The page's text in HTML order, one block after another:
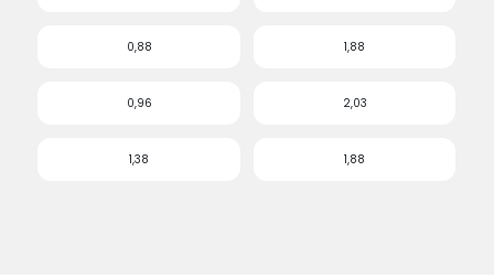
0,88 1,88
0,96 2,03
1,38 1,88